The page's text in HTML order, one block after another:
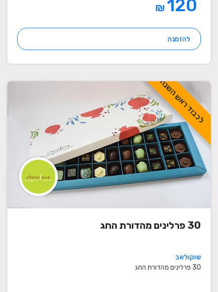
₪
להזמנה
לכבוד ראש השנה
30 פרלינים מהדורת החג
שוקולאב
30 פרלינים מהדורת החג